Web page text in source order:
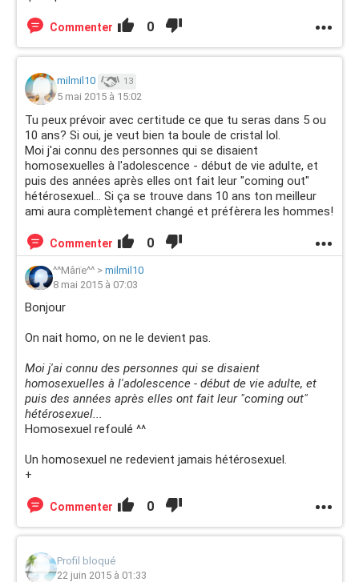
Commenter 0
milmil10 13
5 mai 2015 à 15:02
Tu peux prévoir avec certitude ce que tu seras dans 5 ou
10 ans? Si oui, je veut bien ta boule de cristal lol.
Moi j'ai connu des personnes qui se disaient
homosexuelles à l'adolescence - début de vie adulte, et
puis des années après elles ont fait leur "coming out"
hétérosexuel... Si ça se trouve dans 10 ans ton meilleur
ami aura complètement changé et préfèrera les hommes!
Commenter 0
^^Mârïe^^ > milmil10
8 mai 2015 à 07:03
Bonjour
On nait homo, on ne le devient pas.
Moi j'ai connu des personnes qui se disaient
homosexuelles à l'adolescence - début de vie adulte, et
puis des années après elles ont fait leur "coming out"
hétérosexuel...
Homosexuel refoulé ^^
Un homosexuel ne redevient jamais hétérosexuel.
+
Commenter 0
Profil bloqué
22 juin 2015 à 01:33